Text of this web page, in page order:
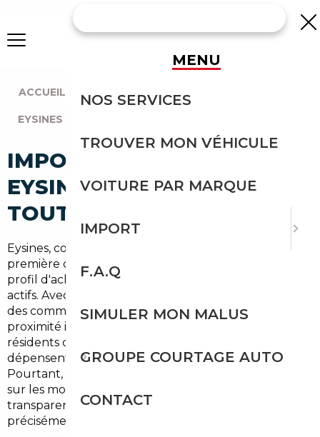
ACCUEIL AGENCE BORDEAUX
EYSINES (33320)
IMPORT VOITURE À
EYSINES : IMPORTEZ EN
TOUTE SÉCURITÉ
Eysines, commune de près de
en
première couronne de Bordeaux, concentre un
profil d'acheteurs automobiles particulièrement
actifs. Avec un
des communes périurbaines girondines et une
proximité immédiate avec la rocade bordelaise, les
résidents d'Eysines roulent beaucoup — et
dépensent beaucoup pour leurs véhicules.
Pourtant, le marché local reste cher, souvent saturé
sur les modèles les plus recherchés, et peu
transparent sur les marges pratiquées. C'est
précisément là qu'intervient l'
MENU
NOS SERVICES
TROUVER MON VÉHICULE
VOITURE PAR MARQUE
IMPORT
F.A.Q
SIMULER MON MALUS
GROUPE COURTAGE AUTO
CONTACT